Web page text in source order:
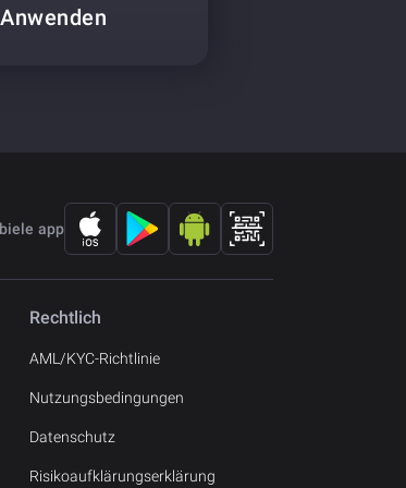
Anwenden
app
Rechtlich
AML/KYC-Richtlinie
Nutzungsbedingungen
Datenschutz
Risikoaufklärungserklärung